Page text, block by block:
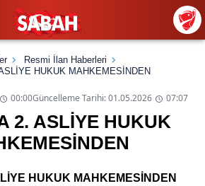
Resmi İlan Haberleri
HUKUK MAHKEMESİNDEN
00:00Güncelleme Tarihi: 01.05.2026 07:07
2. ASLİYE HUKUK
HUKUK MAHKEMESİNDEN